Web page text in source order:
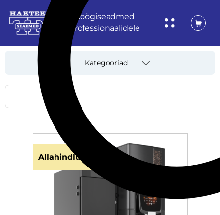
Köögiseadmed
professionaalidele
Kategooriad
Allahindlus!